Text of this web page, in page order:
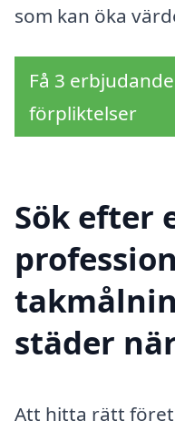
som kan öka
Få 3
förpliktelser
Sök efter
städer
Att hitta rätt